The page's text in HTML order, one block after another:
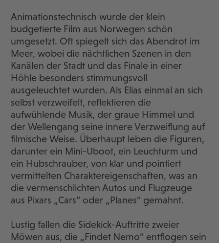
Animationstechnisch wurde der klein
budgetierte Film aus Norwegen schön
umgesetzt. Oft spiegelt sich das Abendrot im
Meer, wobei die nächtlichen Szenen in den
Kanälen der Stadt und das Finale in einer
Höhle besonders stimmungsvoll
ausgeleuchtet wurden. Als Elias einmal an sich
selbst verzweifelt, reflektieren die
aufwühlende Musik, der graue Himmel und
der Wellengang seine innere Verzweiflung auf
filmische Weise. Überhaupt leben die Figuren,
darunter ein Mini-Uboot, ein Leuchturm und
ein Hubschrauber, von klar und pointiert
vermittelten Charaktereigenschaften, was an
die vermenschlichten Autos und Flugzeuge
aus Pixars „Cars“ oder „Planes“ gemahnt.
Lustig fallen die Sidekick-Auftritte zweier
Möwen aus, die „Findet Nemo“ entflogen sein